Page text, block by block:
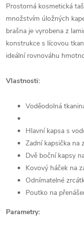
Prostorná kosmetická
množstvím úložných
brašna je vyrobena z
konstrukce s lícovou
ideální rovnováhu
Vlastnosti:
Voděodolná
Hlavní kapsa s
Zadní kapsička na
Dvě boční kapsy
Kovový háček na
Odnímatelné
Poutko na
Parametry: